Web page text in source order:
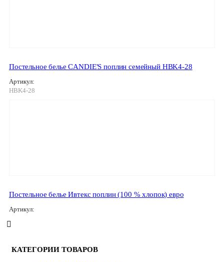
Постельное белье CANDIE'S поплин семейный HBK4-28
Артикул:
HBK4-28
Постельное белье Ивтекс поплин (100 % хлопок) евро
Артикул:
КАТЕГОРИИ ТОВАРОВ